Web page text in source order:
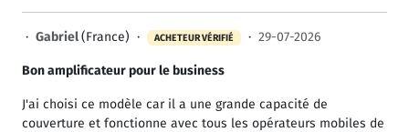
· Gabriel(France) · ACHETEUR VÉRIFIÉ · 29-07-2026
Bon amplificateur pour le business
J'ai choisi ce modèle car il a une grande capacité de
couverture et fonctionne avec tous les opérateurs mobiles de